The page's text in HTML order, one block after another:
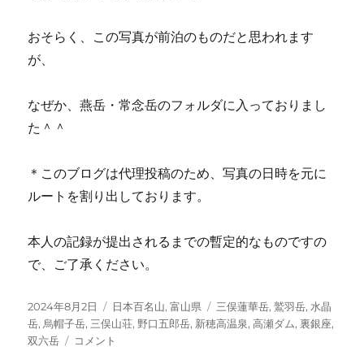
おそらく、この写真が前泊のものだと思われます
が、
なぜか、燕岳・常念岳のフォルダに入っておりまし
た＾＾
＊このブログは代理投稿のため、写真の日時を元に
ルートを割り出しております。
本人の記録が提出されるまでの暫定的なものですの
で、ご了承ください。
投
稿
日:
2024年8月2日
カ
テ
ゴ
日本百名山,富山県
タ
グ
三俣蓮華岳,鷲羽岳, 水晶
岳, 烏帽子岳, 三俣山荘, 野口五郎岳, 新穂高温泉,高瀬ダム, 裏銀座,
双六岳
No.53
コメント